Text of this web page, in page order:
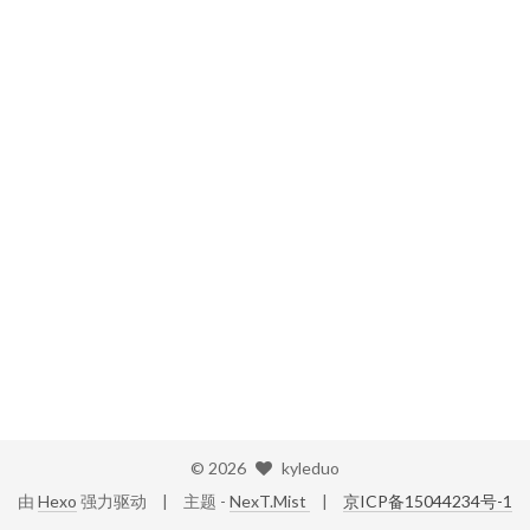
© 2026
kyleduo
由 Hexo 强力驱动 主题 - NexT.Mist 京ICP备15044234号-1